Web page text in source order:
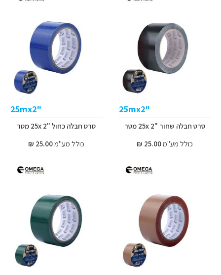
"25mx2
סרט חבלה שחור "2 25x מטר
כולל מע"מ25.00 ₪
"25mx2
סרט חבלה כחול "2 25x מטר
כולל מע"מ25.00 ₪